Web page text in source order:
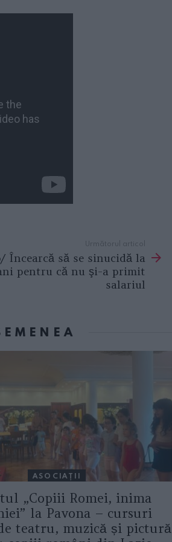
Următorul articol
Încearcă să se sinucidă la
pentru că nu şi-a primit
salariul
ASOCIAŢII
„Copiii Romei, inima
la Pavona – cursuri
teatru, muzică și pictură